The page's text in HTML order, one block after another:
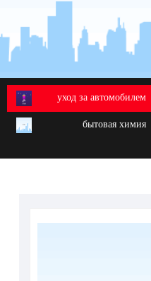
свяжитесь
с нами
yход за автомобилем
бытовая химия